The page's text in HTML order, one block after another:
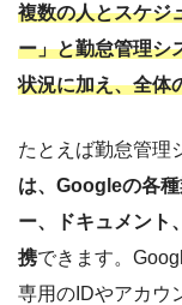
複数の人とスケジ
ー」と勤怠管理シ
状況に加え、全体
たとえば勤怠管理
は、Googleの各
ー、ドキュメント
携できます。
専用のIDやアカウ